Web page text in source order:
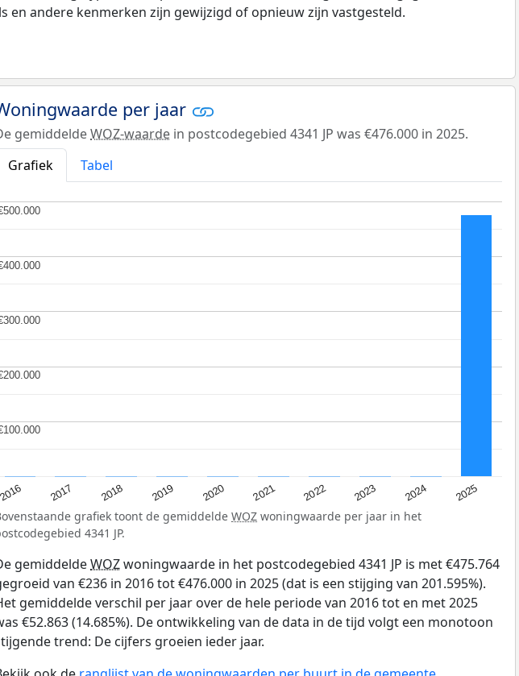
en andere kenmerken zijn gewijzigd of opnieuw zijn vastgesteld.
per jaar
gemiddeldeWOZ-waarde in postcodegebied 4341 JP was €476.000 in 2025.
Grafiek
Tabel
2016 2017 2018 2019 2020 2021 2022 2023 2024 2025
grafiek toont de gemiddelde WOZ woningwaarde per jaar in het
4341 JP.
gemiddeldeWOZwoningwaarde in het postcodegebied 4341 JP is met €475.764
van €236 in 2016 tot €476.000 in 2025 (dat is een stijging van 201.595%).
gemiddelde verschil per jaar over de hele periode van 2016 tot en met 2025
€52.863 (14.685%). De ontwikkeling van de data in de tijd volgt een monotoon
trend: De cijfers groeien ieder jaar.